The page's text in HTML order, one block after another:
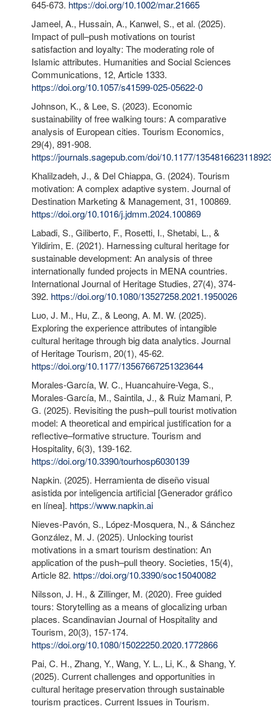
645-673. https://doi.org/10.1002/mar.21665
Jameel, A., Hussain, A., Kanwel, S., et al. (2025).
Impact of pull–push motivations on tourist
satisfaction and loyalty: The moderating role of
Islamic attributes. Humanities and Social Sciences
Communications, 12, Article 1333.
https://doi.org/10.1057/s41599-025-05622-0
Johnson, K., & Lee, S. (2023). Economic
sustainability of free walking tours: A comparative
analysis of European cities. Tourism Economics,
29(4), 891-908.
https://journals.sagepub.com/doi/10.1177/
Khalilzadeh, J., & Del Chiappa, G. (2024). Tourism
motivation: A complex adaptive system. Journal of
Destination Marketing & Management, 31, 100869.
https://doi.org/10.1016/j.jdmm.2024.100869
Labadi, S., Giliberto, F., Rosetti, I., Shetabi, L., &
Yildirim, E. (2021). Harnessing cultural heritage for
sustainable development: An analysis of three
internationally funded projects in MENA countries.
International Journal of Heritage Studies, 27(4), 374-
392. https://doi.org/10.1080/13527258.2021.1950026
Luo, J. M., Hu, Z., & Leong, A. M. W. (2025).
Exploring the experience attributes of intangible
cultural heritage through big data analytics. Journal
of Heritage Tourism, 20(1), 45-62.
https://doi.org/10.1177/13567667251323644
Morales-García, W. C., Huancahuire-Vega, S.,
Morales-García, M., Saintila, J., & Ruiz Mamani, P.
G. (2025). Revisiting the push–pull tourist motivation
model: A theoretical and empirical justification for a
reflective–formative structure. Tourism and
Hospitality, 6(3), 139-162.
https://doi.org/10.3390/tourhosp6030139
Napkin. (2025). Herramienta de diseño visual
asistida por inteligencia artificial [Generador gráfico
en línea]. https://www.napkin.ai
Nieves-Pavón, S., López-Mosquera, N., & Sánchez
González, M. J. (2025). Unlocking tourist
motivations in a smart tourism destination: An
application of the push–pull theory. Societies, 15(4),
Article 82. https://doi.org/10.3390/soc15040082
Nilsson, J. H., & Zillinger, M. (2020). Free guided
tours: Storytelling as a means of glocalizing urban
places. Scandinavian Journal of Hospitality and
Tourism, 20(3), 157-174.
https://doi.org/10.1080/15022250.2020.1772866
Pai, C. H., Zhang, Y., Wang, Y. L., Li, K., & Shang, Y.
(2025). Current challenges and opportunities in
cultural heritage preservation through sustainable
tourism practices. Current Issues in Tourism.